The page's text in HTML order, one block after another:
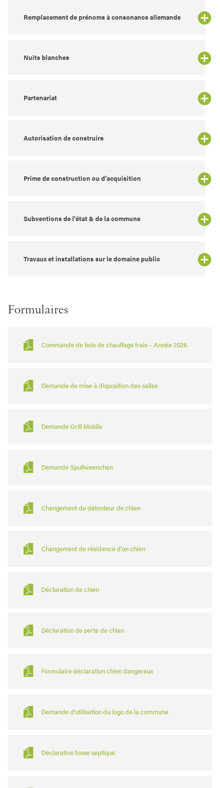
Remplacement de prénoms à consonance allemande
Nuits blanches
Partenariat
Autorisation de construire
Prime de construction ou d’acquisition
Subventions de l'état & de la commune
Travaux et installations sur le domaine public
Formulaires
Commande de bois de chauffage frais – Année 2026
Demande de mise à disposition des salles
Demande Grill Mobile
Demande Spullweenchen
Changement de détenteur de chien
Changement de résidence d'un chien
Déclaration de chien
Déclaration de perte de chien
Formulaire déclaration chien dangereux
Demande d'utilisation du logo de la commune
Déclaration fosse septique